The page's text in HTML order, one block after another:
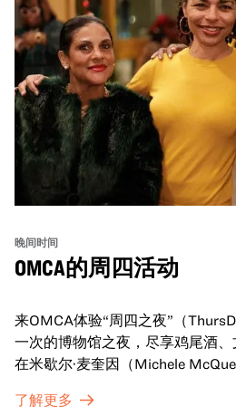
晚间时间
OMCA的周四活动
来OMCA体验“周四之夜”（
一次的博物馆之夜，尽享鸡尾酒
在米歇尔·麦奎因（Michele
探索那些在夜幕下焕发活力的展厅
了解更多